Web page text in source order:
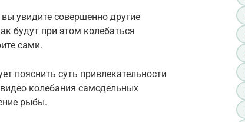
увидите совершенно другие
будут при этом колебаться
сами.
пояснить суть привлекательности
колебания самодельных
рыбы.